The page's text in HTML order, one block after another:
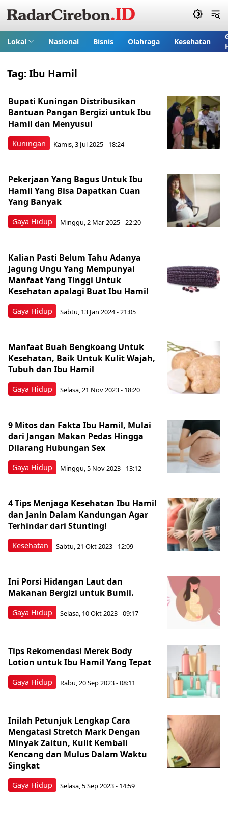
Lokal Nasional Bisnis Olahraga Kesehatan
Tag:Ibu Hamil
Kuningan
Bupati Kuningan Distribusikan
Bantuan Pangan Bergizi untuk Ibu
Hamil dan Menyusui
Kamis, 3 Jul 2025 - 18:24
Gaya Hidup
Pekerjaan Yang Bagus Untuk Ibu
Hamil Yang Bisa Dapatkan Cuan
Yang Banyak
Minggu, 2 Mar 2025 - 22:20
Gaya Hidup
Kalian Pasti Belum Tahu Adanya
Jagung Ungu Yang Mempunyai
Manfaat Yang Tinggi Untuk
Kesehatan apalagi Buat Ibu Hamil
Sabtu, 13 Jan 2024 - 21:05
Gaya Hidup
Manfaat Buah Bengkoang Untuk
Kesehatan, Baik Untuk Kulit Wajah,
Tubuh dan Ibu Hamil
Selasa, 21 Nov 2023 - 18:20
Gaya Hidup
9 Mitos dan Fakta Ibu Hamil, Mulai
dari Jangan Makan Pedas Hingga
Dilarang Hubungan Sex
Minggu, 5 Nov 2023 - 13:12
Kesehatan
4 Tips Menjaga Kesehatan Ibu Hamil
dan Janin Dalam Kandungan Agar
Terhindar dari Stunting!
Sabtu, 21 Okt 2023 - 12:09
Gaya Hidup
Ini Porsi Hidangan Laut dan
Makanan Bergizi untuk Bumil.
Selasa, 10 Okt 2023 - 09:17
Gaya Hidup
Tips Rekomendasi Merek Body
Lotion untuk Ibu Hamil Yang Tepat
Rabu, 20 Sep 2023 - 08:11
Gaya Hidup
Inilah Petunjuk Lengkap Cara
Mengatasi Stretch Mark Dengan
Minyak Zaitun, Kulit Kembali
Kencang dan Mulus Dalam Waktu
Singkat
Selasa, 5 Sep 2023 - 14:59